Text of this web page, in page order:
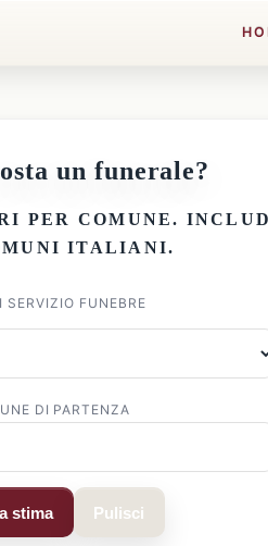
un funerale?
PER COMUNE.
ITALIANI.
SERVIZIO FUNEBRE
DI PARTENZA
stima Pulisci